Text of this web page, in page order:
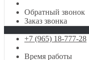
Обратный звонок
Заказ звонка
+7 (965) 18-777-28
Время работы